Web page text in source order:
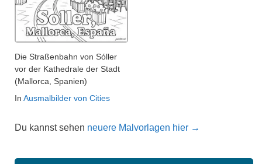
Die Straßenbahn von Sóller
vor der Kathedrale der Stadt
(Mallorca, Spanien)
In Ausmalbilder von Cities
Du kannst sehen neuere Malvorlagen hier →